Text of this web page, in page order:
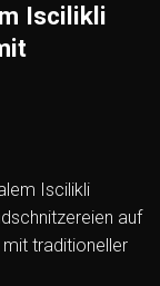
Iscilikli
Iscilikli
auf
mit traditioneller